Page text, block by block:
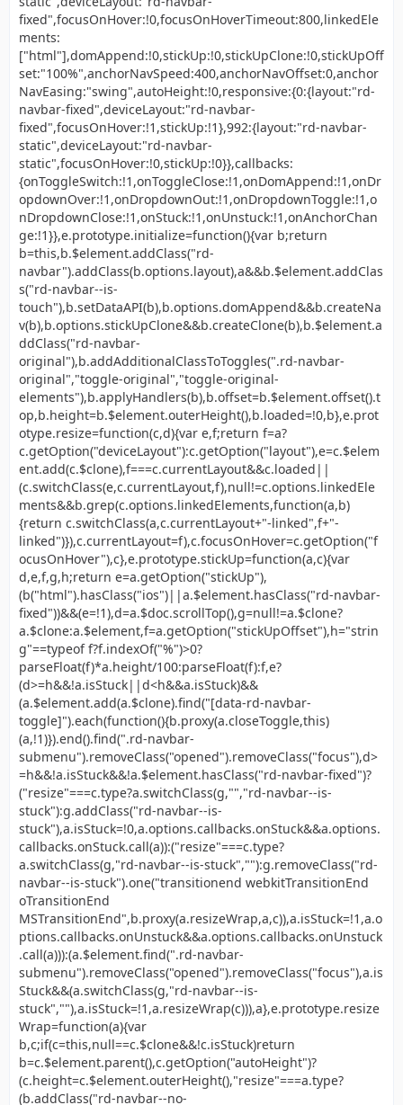
fixed",focusOnHover:!0,focusOnHoverTimeout:800,linkedEle
ments:
["html"],domAppend:!0,stickUp:!0,stickUpClone:!0,stickUpOff
set:"100%",anchorNavSpeed:400,anchorNavOffset:0,anchor
NavEasing:"swing",autoHeight:!0,responsive:{0:{layout:"rd-
navbar-fixed",deviceLayout:"rd-navbar-
fixed",focusOnHover:!1,stickUp:!1},992:{layout:"rd-navbar-
static",deviceLayout:"rd-navbar-
static",focusOnHover:!0,stickUp:!0}},callbacks:
{onToggleSwitch:!1,onToggleClose:!1,onDomAppend:!1,onDr
opdownOver:!1,onDropdownOut:!1,onDropdownToggle:!1,o
nDropdownClose:!1,onStuck:!1,onUnstuck:!1,onAnchorChan
ge:!1}},e.prototype.initialize=function(){var b;return
b=this,b.$element.addClass("rd-
navbar").addClass(b.options.layout),a&&b.$element.addClas
s("rd-navbar--is-
touch"),b.setDataAPI(b),b.options.domAppend&&b.createNa
v(b),b.options.stickUpClone&&b.createClone(b),b.$element.a
ddClass("rd-navbar-
original"),b.addAdditionalClassToToggles(".rd-navbar-
original","toggle-original","toggle-original-
elements"),b.applyHandlers(b),b.offset=b.$element.offset().t
op,b.height=b.$element.outerHeight(),b.loaded=!0,b},e.prot
otype.resize=function(c,d){var e,f;return f=a?
c.getOption("deviceLayout"):c.getOption("layout"),e=c.$elem
ent.add(c.$clone),f===c.currentLayout&&c.loaded||
(c.switchClass(e,c.currentLayout,f),null!=c.options.linkedEle
ments&&b.grep(c.options.linkedElements,function(a,b)
{return c.switchClass(a,c.currentLayout+"-linked",f+"-
linked")}),c.currentLayout=f),c.focusOnHover=c.getOption("f
ocusOnHover"),c},e.prototype.stickUp=function(a,c){var
d,e,f,g,h;return e=a.getOption("stickUp"),
(b("html").hasClass("ios")||a.$element.hasClass("rd-navbar-
fixed"))&&(e=!1),d=a.$doc.scrollTop(),g=null!=a.$clone?
a.$clone:a.$element,f=a.getOption("stickUpOffset"),h="strin
g"==typeof f?f.indexOf("%")>0?
parseFloat(f)*a.height/100:parseFloat(f):f,e?
(d>=h&&!a.isStuck||d<h&&a.isStuck)&&
(a.$element.add(a.$clone).find("[data-rd-navbar-
toggle]").each(function(){b.proxy(a.closeToggle,this)
(a,!1)}).end().find(".rd-navbar-
submenu").removeClass("opened").removeClass("focus"),d>
=h&&!a.isStuck&&!a.$element.hasClass("rd-navbar-fixed")?
("resize"===c.type?a.switchClass(g,"","rd-navbar--is-
stuck"):g.addClass("rd-navbar--is-
stuck"),a.isStuck=!0,a.options.callbacks.onStuck&&a.options.
callbacks.onStuck.call(a)):("resize"===c.type?
a.switchClass(g,"rd-navbar--is-stuck",""):g.removeClass("rd-
navbar--is-stuck").one("transitionend webkitTransitionEnd
oTransitionEnd
MSTransitionEnd",b.proxy(a.resizeWrap,a,c)),a.isStuck=!1,a.o
ptions.callbacks.onUnstuck&&a.options.callbacks.onUnstuck
.call(a))):(a.$element.find(".rd-navbar-
submenu").removeClass("opened").removeClass("focus"),a.is
Stuck&&(a.switchClass(g,"rd-navbar--is-
stuck",""),a.isStuck=!1,a.resizeWrap(c))),a},e.prototype.resize
Wrap=function(a){var
b,c;if(c=this,null==c.$clone&&!c.isStuck)return
b=c.$element.parent(),c.getOption("autoHeight")?
(c.height=c.$element.outerHeight(),"resize"===a.type?
(b.addClass("rd-navbar--no-